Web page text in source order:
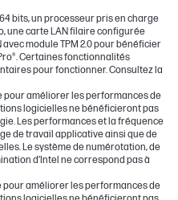
bits, un processeur pris en charge
une carte LAN filaire configurée
module TPM 2.0 pour bénéficier
Certaines fonctionnalités
pour fonctionner. Consultez la
pour améliorer les performances de
logicielles ne bénéficieront pas
Les performances et la fréquence
de travail applicative ainsi que de
Le système de numérotation, de
d’Intel ne correspond pas à
améliorer les performances de